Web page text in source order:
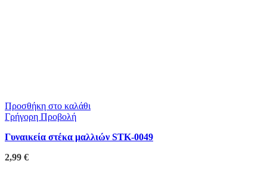
Προσθήκη στο καλάθι
Γρήγορη Προβολή
Γυναικεία στέκα μαλλιών STK-0049
2,99 €